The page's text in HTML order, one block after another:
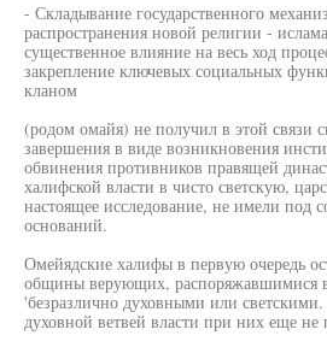
- Складывание государственного
распространения новой религии -
существенное влияние на весь ход
закрепление ключевых социальных
кланом
(родом омайя) не получил в этой связи
завершения в виде возникновения
обвинения противников правящей
халифской власти в чисто светскую,
настоящее исследование, не имели под
оснований.
Омейядские халифы в первую очередь
общины верующих, распоряжавшимися
'безразлично духовными или светскими.
духовной ветвей власти при них еще